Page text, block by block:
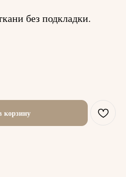
без подкладки.
корзину